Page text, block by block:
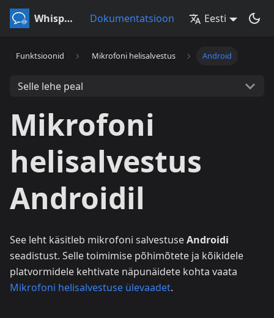
Whisperr Dokumentatsioon Eesti
Funktsioonid Mikrofoni helisalvestus Android
Selle lehe peal
Mikrofoni
helisalvestus
Androidil
See leht käsitleb mikrofoni salvestuseAndroidi
seadistust. Selle toimimise põhimõtete ja kõikidele
platvormidele kehtivate näpunäidete kohta vaata
Mikrofoni helisalvestuse ülevaadet.